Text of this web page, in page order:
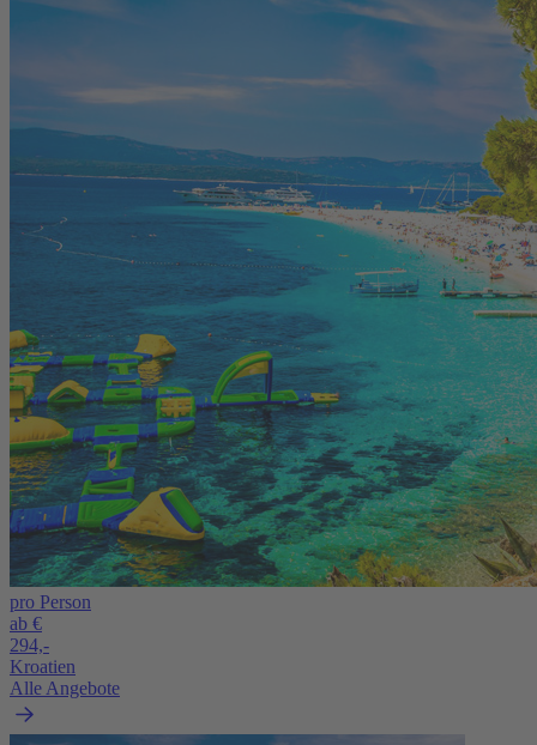
pro Person
ab €
294,-
Kroatien
Alle Angebote